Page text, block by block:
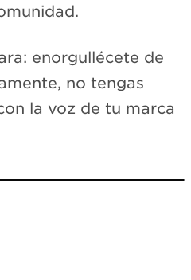
enorgullécete de
no tengas
la voz de tu marca